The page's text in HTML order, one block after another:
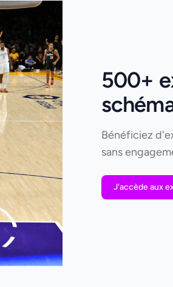
500+
Bénéficiez
sans
J'accède aux